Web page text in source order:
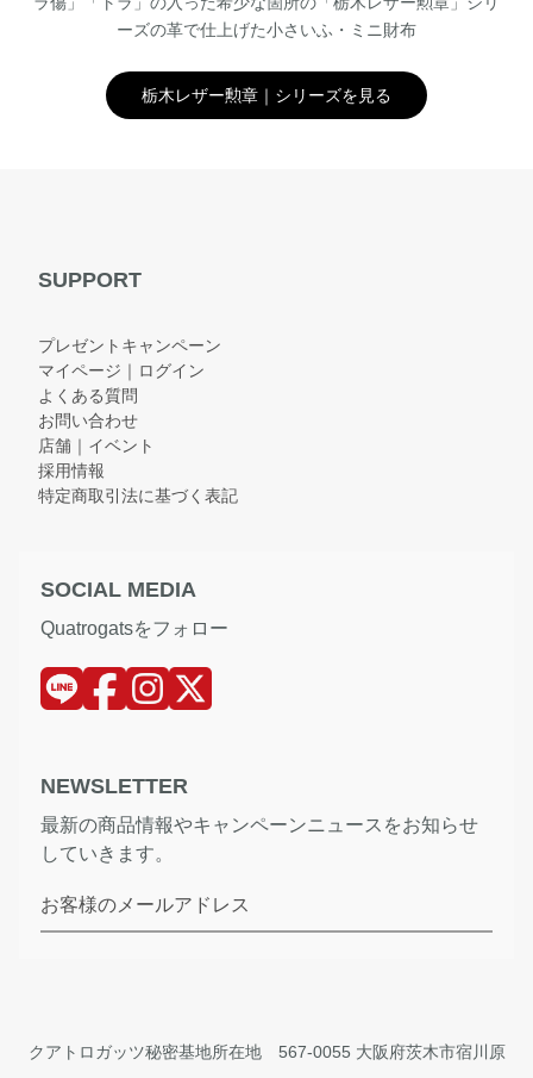
ーズの革で仕上げた小さいふ・ミニ財布
栃木レザー勲章｜シリーズを見る
SUPPORT
プレゼントキャンペーン
マイページ｜ログイン
よくある質問
お問い合わせ
店舗｜イベント
採用情報
特定商取引法に基づく表記
SOCIAL MEDIA
Quatrogatsをフォロー
NEWSLETTER
最新の商品情報やキャンペーンニュースをお知らせ
していきます。
お客様のメールアドレス
クアトロガッツ秘密基地所在地 567-0055 大阪府茨木市宿川原